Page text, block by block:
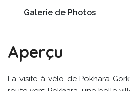
Galerie de Photos
Aperçu
La visite à vélo de Pokhara